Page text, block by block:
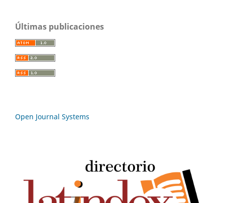
Últimas publicaciones
Open Journal Systems